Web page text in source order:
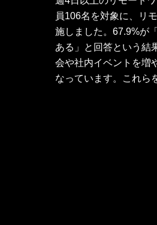
員106名を対象に、リ
施しました。67.9%が
ある」と回答という結
会や社内イベントを増
なっています。これら